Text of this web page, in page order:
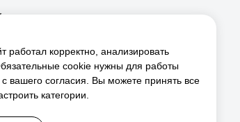
995 220-72-72
корректно, анализировать
cookie нужны для работы
вашего согласия. Вы можете принять все
категории.